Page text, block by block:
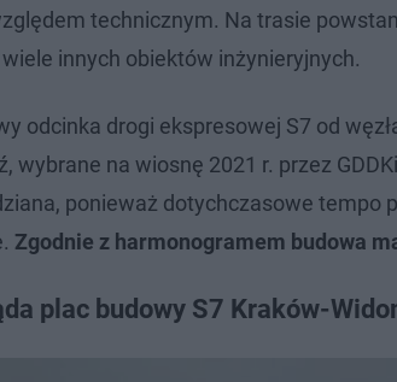
technicznym. Na trasie
innych obiektów inżynieryjnych.
odcinka drogi ekspresowej S7 od
wybrane na wiosnę 2021 r. przez
ponieważ dotychczasowe tempo
Zgodnie z harmonogramem budowa
plac budowy S7 Kraków-